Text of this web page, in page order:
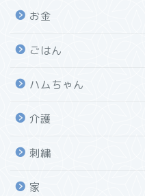
お金
ごはん
ハムちゃん
介護
刺繍
家